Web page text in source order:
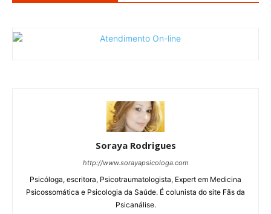
Soraya Rodrigues
http://www.sorayapsicologa.com
Psicóloga, escritora, Psicotraumatologista, Expert em Medicina
Psicossomática e Psicologia da Saúde. É colunista do site Fãs da
Psicanálise.